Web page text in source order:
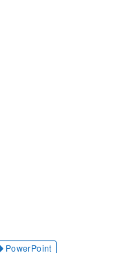
PowerPoint